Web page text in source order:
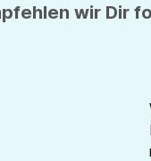
wir Dir